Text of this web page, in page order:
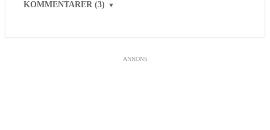
KOMMENTARER (3) ▼
ANNONS